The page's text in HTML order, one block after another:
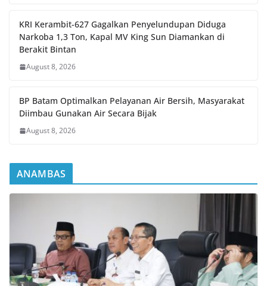
KRI Kerambit-627 Gagalkan Penyelundupan Diduga
Narkoba 1,3 Ton, Kapal MV King Sun Diamankan di
Berakit Bintan
August 8, 2026
BP Batam Optimalkan Pelayanan Air Bersih, Masyarakat
Diimbau Gunakan Air Secara Bijak
August 8, 2026
ANAMBAS